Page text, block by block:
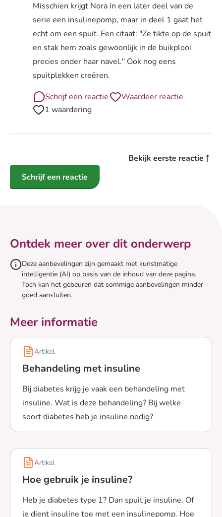
Misschien krijgt Nora in een later deel van de
serie een insulinepomp, maar in deel 1 gaat het
echt om een spuit. Een citaat: "Ze tikte op de spuit
en stak hem zoals gewoonlijk in de buikplooi
precies onder haar navel." Ook nog eens
spuitplekken creëren.
Schrijf een reactie
Waardeer reactie
1 waardering
Bekijk eerste reactie
Schrijf een reactie
Ontdek meer over dit onderwerp
Deze aanbevelingen zijn gemaakt met kunstmatige
intelligentie (AI) op basis van de inhoud van deze pagina.
Toch kan het gebeuren dat sommige aanbevelingen minder
goed aansluiten.
Meer informatie
Artikel
Behandeling met insuline
Bij diabetes krijg je vaak een behandeling met
insuline. Wat is deze behandeling? Bij welke
soort diabetes heb je insuline nodig?
Lees meer over Behandeling met insuline
Artikel
Hoe gebruik je insuline?
Heb je diabetes type 1? Dan spuit je insuline. Of
je dient insuline toe met een insulinepomp. Hoe